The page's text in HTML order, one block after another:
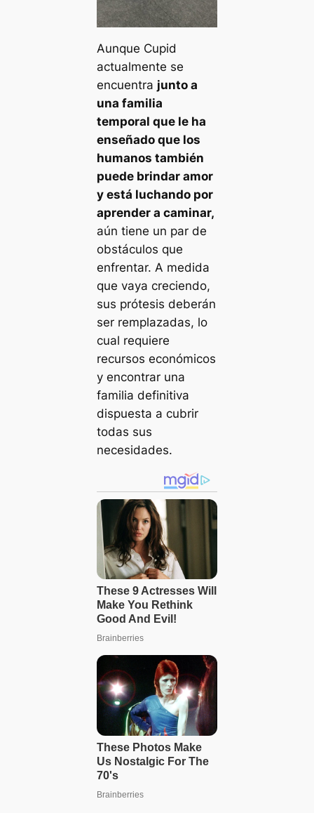
Aunque Cupid
actualmente se
encuentra junto a
una familia
temporal que le ha
enseñado que los
humanos también
puede brindar amor
y está luchando por
aprender a caminar,
aún tiene un par de
obstáculos que
enfrentar. A medida
que vaya creciendo,
sus prótesis deberán
ser remplazadas, lo
cual requiere
recursos económicos
y encontrar una
familia definitiva
dispuesta a cubrir
todas sus
necesidades.